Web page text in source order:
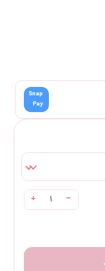
−
+
Snap
Pay